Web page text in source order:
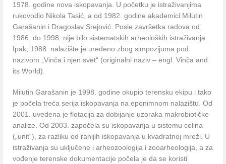
1978. godine nova iskopavanja. U početku je istraživanjima
rukovodio Nikola Tasić, a od 1982. godine akademici Milutin
Garašanin i Dragoslav Srejović. Posle završetka radova od
1986. do 1998. nije bilo sistematskih arheoloških istraživanja.
Ipak, 1988. nalazište je uređeno zbog simpozijuma pod
nazivom „Vinča i njen svet“ (originalni naziv – engl. Vinča and
its World).
Milutin Garašanin je 1998. godine okupio terensku ekipu i tako
je počela treća serija iskopavanja na eponimnom nalazištu. Od
2001. uvedena je flotacija za dobijanje uzoraka makrobiotičke
analize. Od 2003. započela su iskopavanja u sistemu celina
(„unit“), za razliku od ranijih iskopavanja u kvadratnoj mreži. U
istraživanja su uključene i arheozoologija i zooarheologija, a za
vođenje terenske dokumentacije počela je da se koristi